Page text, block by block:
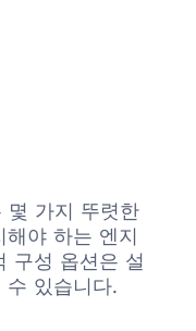
몇 가지 뚜렷한
야 하는 엔지
구성 옵션은 설
있습니다.